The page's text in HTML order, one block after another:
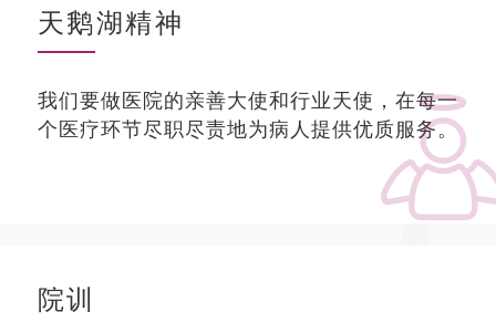
天鹅湖精神
我们要做医院的亲善大使和行业天使，在每一
个医疗环节尽职尽责地为病人提供优质服务。
院训